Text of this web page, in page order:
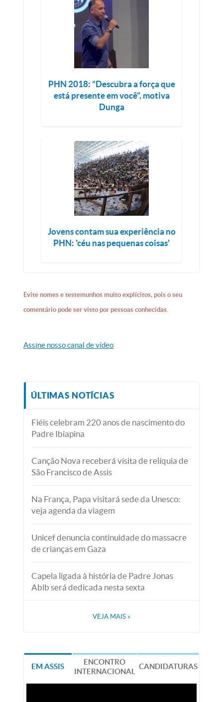
PHN 2018: “Descubra a força que
está presente em você”, motiva
Dunga
Jovens contam sua experiência no
PHN: 'céu nas pequenas coisas'
Evite nomes e testemunhos muito explícitos, pois o seu
comentário pode ser visto por pessoas conhecidas.
Assine nosso canal de vídeo
ÚLTIMAS NOTÍCIAS
Fiéis celebram 220 anos de nascimento do
Padre Ibiapina
Canção Nova receberá visita de relíquia de
São Francisco de Assis
Na França, Papa visitará sede da Unesco:
veja agenda da viagem
Unicef denuncia continuidade do massacre
de crianças em Gaza
Capela ligada à história de Padre Jonas
Abib será dedicada nesta sexta
VEJA MAIS »
EM ASSIS
ENCONTRO
INTERNACIONAL
CANDIDATURAS